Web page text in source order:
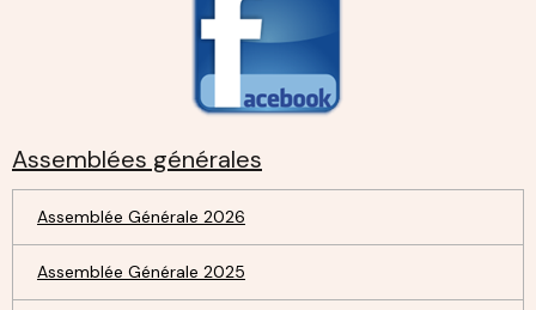
Assemblées générales
Assemblée Générale 2026
Assemblée Générale 2025